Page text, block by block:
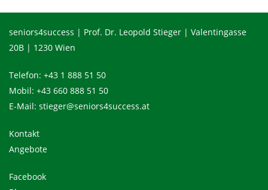
seniors4success | Prof. Dr. Leopold Stieger | Valentingasse
20B | 1230 Wien
Telefon: +43 1 888 51 50
Mobil: +43 660 888 51 50
E-Mail: stieger@seniors4success.at
Kontakt
Angebote
Facebook